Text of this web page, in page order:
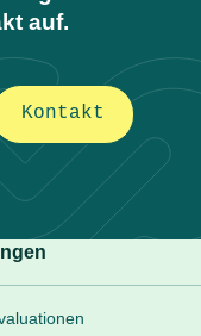
auf.
Kontakt